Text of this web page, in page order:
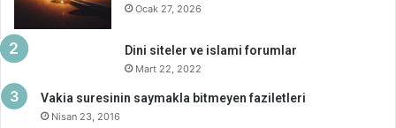
Ocak 27, 2026
Dini siteler ve islami forumlar
Mart 22, 2022
Vakia suresinin saymakla bitmeyen faziletleri
Nisan 23, 2016